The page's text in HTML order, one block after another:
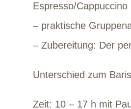
Espresso/Cappuccino
– praktische
– Zubereitung: Der
Unterschied zum
Zeit: 10 – 17 h mit